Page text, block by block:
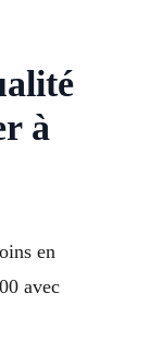
à
en
avec